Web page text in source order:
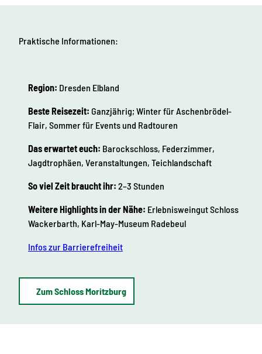
Praktische Informationen:
Region: Dresden Elbland
Beste Reisezeit: Ganzjährig; Winter für Aschenbrödel-
Flair, Sommer für Events und Radtouren
Das erwartet euch: Barockschloss, Federzimmer,
Jagdtrophäen, Veranstaltungen, Teichlandschaft
So viel Zeit braucht ihr: 2–3 Stunden
Weitere Highlights in der Nähe: Erlebnisweingut Schloss
Wackerbarth, Karl-May-Museum Radebeul
Infos zur Barrierefreiheit
Zum Schloss Moritzburg